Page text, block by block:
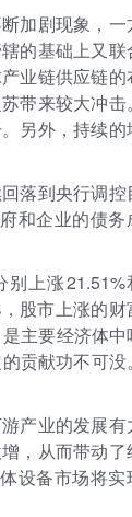
加剧现象，一
的基础上又联
业链供应链的
带来较大冲击。
另外，持续的
落到央行调控
和企业的债务
上涨21.51%
股市上涨的财
主要经济体中
贡献功不可没。
产业的发展有
，从而带动了
设备市场将实